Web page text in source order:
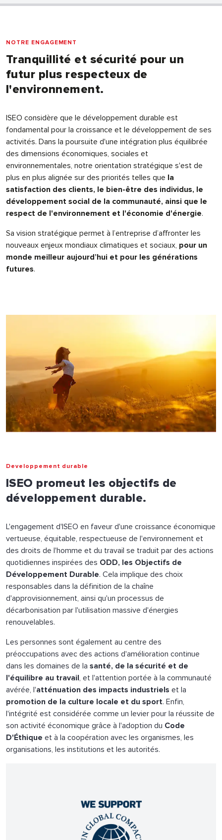
NOTRE ENGAGEMENT
Tranquillité et sécurité pour un
futur plus respecteux de
l'environnement.
ISEO considère que le développement durable est
fondamental pour la croissance et le développement de ses
activités. Dans la poursuite d'une intégration plus équilibrée
des dimensions économiques, sociales et
environnementales, notre orientation stratégique s'est de
plus en plus alignée sur des priorités telles que la
satisfaction des clients, le bien-être des individus, le
développement social de la communauté, ainsi que le
respect de l'environnement et l'économie d'énergie.
Sa vision stratégique permet à l’entreprise d’affronter les
nouveaux enjeux mondiaux climatiques et sociaux, pour un
monde meilleur aujourd’hui et pour les générations
futures.
Developpement durable
ISEO promeut les objectifs de
développement durable.
L'engagement d'ISEO en faveur d'une croissance économique
vertueuse, équitable, respectueuse de l'environnement et
des droits de l'homme et du travail se traduit par des actions
quotidiennes inspirées des ODD, les Objectifs de
Développement Durable. Cela implique des choix
responsables dans la définition de la chaîne
d'approvisionnement, ainsi qu'un processus de
décarbonisation par l'utilisation massive d'énergies
renouvelables.
Les personnes sont également au centre des
préoccupations avec des actions d'amélioration continue
dans les domaines de la santé, de la sécurité et de
l'équilibre au travail, et l'attention portée à la communauté
avérée, l'atténuation des impacts industriels et la
promotion de la culture locale et du sport. Enfin,
l'intégrité est considérée comme un levier pour la réussite de
son activité économique grâce à l'adoption du Code
D'Éthique et à la coopération avec les organismes, les
organisations, les institutions et les autorités.